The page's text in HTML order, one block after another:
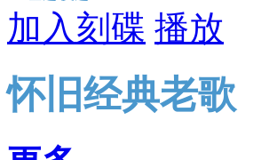
加入刻碟 播放
怀旧经典老歌